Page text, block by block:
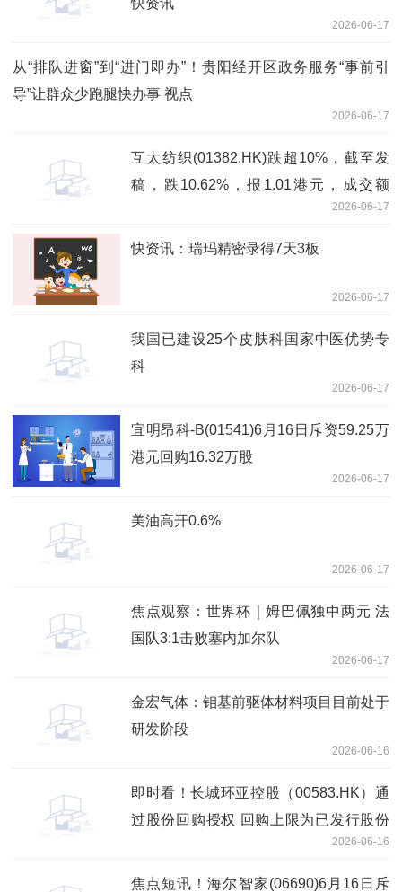
2026-06-17
从“排队进窗”到“进门即办”！贵阳经开区政务服务“事前引
导”让群众少跑腿快办事 视点
2026-06-17
互太纺织(01382.HK)跌超10%，截至发
稿，跌10.62%，报1.01港元，成交额
2026-06-17
快资讯：瑞玛精密录得7天3板
2026-06-17
我国已建设25个皮肤科国家中医优势专
科
2026-06-17
宜明昂科-B(01541)6月16日斥资59.25万
港元回购16.32万股
2026-06-17
美油高开0.6%
2026-06-17
焦点观察：世界杯｜姆巴佩独中两元 法
国队3:1击败塞内加尔队
2026-06-17
金宏气体：钼基前驱体材料项目目前处于
研发阶段
2026-06-16
即时看！长城环亚控股（00583.HK）通
过股份回购授权 回购上限为已发行股份
2026-06-16
焦点短讯！海尔智家(06690)6月16日斥